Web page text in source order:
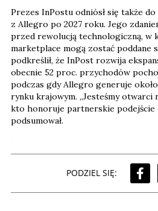
Prezes InPostu odniósł się także
z Allegro po 2027 roku. Jego
przed rewolucją technologiczną, w
marketplace mogą zostać poddane
podkreślił, że InPost rozwija
obecnie 52 proc. przychodów
podczas gdy Allegro generuje
rynku krajowym. „Jesteśmy otwarci
kto honoruje partnerskie podejście
podsumował.
PODZIEL SIĘ: